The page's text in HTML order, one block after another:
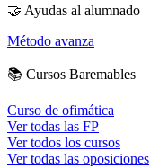
🤝 Ayudas al alumnado
Método avanza
📚 Cursos Baremables
Curso de ofimática
Ver todas las FP
Ver todos los cursos
Ver todas las oposiciones